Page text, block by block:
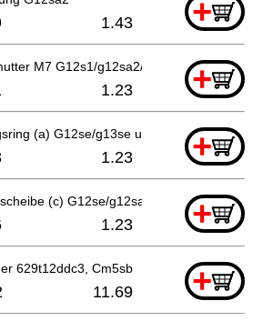
+
1.43
M7 G12s1/g12sa2/ Bm25y/g13yc/
+
1.23
(a) G12se/g13se u.a G12sa2, Cm5sb
+
1.23
(c) G12se/g12sa2/ G13sb2/g13yc/g1
+
1.23
629t12ddc3, Cm5sb +
11.69